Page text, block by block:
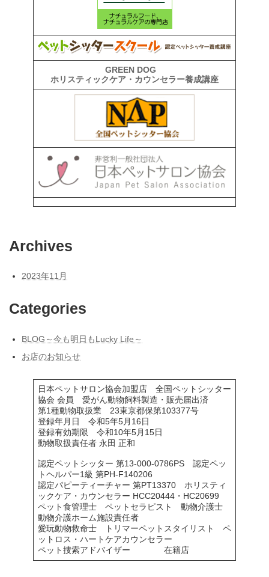
GREEN DOG
ホリスティックケア・カウンセラー養成講座
Archives
2023年11月
Categories
BLOG～今も明日もLucky Life～
お店のお知らせ
日本ペットサロン協会加盟店 全国ペットシッター
協会 会員 愛がん動物飼料製造・販売届出済
第1種動物取扱業 23東京都保第103377号
登録年月日 令和5年5月16日
登録有効期限 令和10年5月15日
動物取扱責任者 永田 正和
認定ペットシッター 第13-000-0786PS 認定ペッ
トヘルパー1級 第PH-F140206
認定パピーティーチャー 第PT13370 ホリスティ
ックケア・カウンセラー HCC20444・HC20699
ペット食管理士 ペットセラピスト 動物介護士
動物介護ホーム施設責任者
愛玩動物救命士 トリマーペットスタイリスト ペ
ットロス・ハートケアカウンセラー
ペット捜索アドバイザー 在籍店